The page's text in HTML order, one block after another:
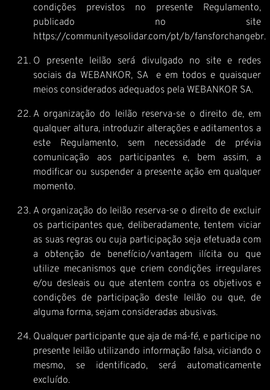
condições previstos no presente Regulamento,
publicado no site
https://community.esolidar.com/pt/b/fansforchangebr.
O presente leilão será divulgado no site e redes
sociais da WEBANKOR, SA e em todos e quaisquer
meios considerados adequados pela WEBANKOR SA.
A organização do leilão reserva-se o direito de, em
qualquer altura, introduzir alterações e aditamentos a
este Regulamento, sem necessidade de prévia
comunicação aos participantes e, bem assim, a
modificar ou suspender a presente ação em qualquer
momento.
A organização do leilão reserva-se o direito de excluir
os participantes que, deliberadamente, tentem viciar
as suas regras ou cuja participação seja efetuada com
a obtenção de benefício/vantagem ilícita ou que
utilize mecanismos que criem condições irregulares
e/ou desleais ou que atentem contra os objetivos e
condições de participação deste leilão ou que, de
alguma forma, sejam consideradas abusivas.
Qualquer participante que aja de má-fé, e participe no
presente leilão utilizando informação falsa, viciando o
mesmo, se identificado, será automaticamente
excluído.